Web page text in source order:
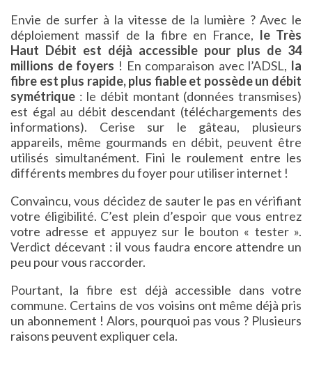
Envie de surfer à la vitesse de la lumière ? Avec le
déploiement massif de la fibre en France, le Très
Haut Débit est déjà accessible pour plus de 34
millions de foyers ! En comparaison avec l’ADSL, la
fibre est plus rapide, plus fiable et possède un débit
symétrique : le débit montant (données transmises)
est égal au débit descendant (téléchargements des
informations). Cerise sur le gâteau, plusieurs
appareils, même gourmands en débit, peuvent être
utilisés simultanément. Fini le roulement entre les
différents membres du foyer pour utiliser internet !
Convaincu, vous décidez de sauter le pas en vérifiant
votre éligibilité. C’est plein d’espoir que vous entrez
votre adresse et appuyez sur le bouton « tester ».
Verdict décevant : il vous faudra encore attendre un
peu pour vous raccorder.
Pourtant, la fibre est déjà accessible dans votre
commune. Certains de vos voisins ont même déjà pris
un abonnement ! Alors, pourquoi pas vous ? Plusieurs
raisons peuvent expliquer cela.